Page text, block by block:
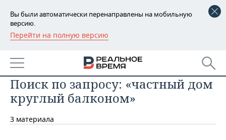
Вы были автоматически перенаправлены на мобильную
версию.
Перейти на полную версию
РЕГИОНЫ
БАШКОРТОСТАН
ТАТАРСТАН
УДМУРТИЯ
НОВОСТИ
АНАЛИТИКА
НОВОСТИ АНАЛИТИКИ
ЭКОНОМИКА
Поиск по запросу: «частный дом
круглый балконом»
3 материала